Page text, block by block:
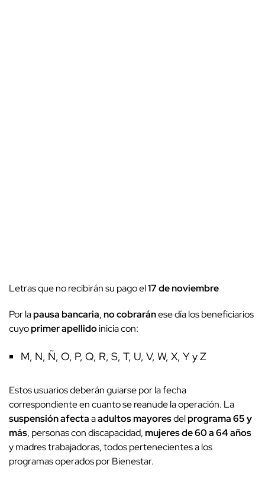
Letras que no recibirán su pago el17 de noviembre
Por lapausa bancaria,no cobraránese día los beneficiarios
cuyoprimer apellidoinicia con:
M, N, Ñ, O, P, Q, R, S, T, U, V, W, X, Y y Z
Estos usuarios deberán guiarse por la fecha
correspondiente en cuanto se reanude la operación. La
suspensiónafectaaadultos mayoresdelprograma 65 y
más, personas con discapacidad,mujeres de 60 a 64 años
y madres trabajadoras, todos pertenecientes a los
programas operados por Bienestar.